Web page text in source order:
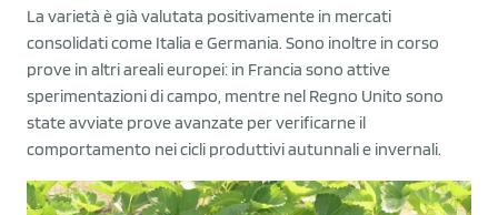
La varietà è già valutata positivamente in mercati
consolidati come Italia e Germania. Sono inoltre in corso
prove in altri areali europei: in Francia sono attive
sperimentazioni di campo, mentre nel Regno Unito sono
state avviate prove avanzate per verificarne il
comportamento nei cicli produttivi autunnali e invernali.